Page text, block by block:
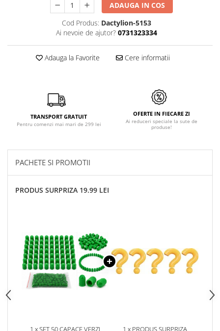
ADAUGA IN COS
Cod Produs: Dactylion-5153
Ai nevoie de ajutor? 0731323334
Adauga la Favorite Cere informatii
TRANSPORT GRATUIT
Pentru comenzi mai mari de 299 lei
OFERTE IN FIECARE ZI
Ai reduceri speciale la sute de
produse!
PACHETE SI PROMOTII
PRODUS SURPRIZA 19.99 LEI
1 x SET 50 CAPACE VERZI
1 x PRODUS SURPRIZA